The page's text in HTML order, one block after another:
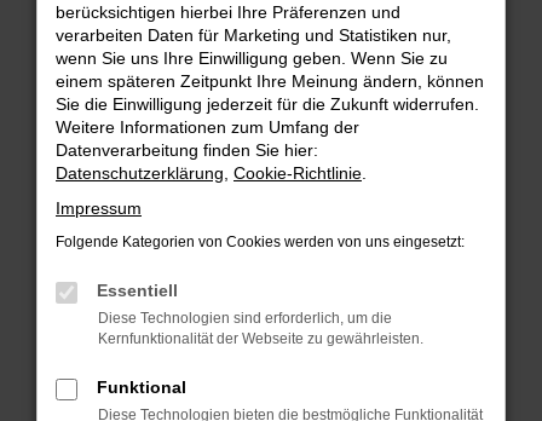
Fehler: Network Error
Beim Laden ist ein Fehler aufgetreten.
Hier sind ein paar Tipps, die dir helfen können:
Überprüfe deine Firewall und deine
Internetverbindung.
Laden andere Webseiten, zum Beispiel deine
Manche Erweiterungen, wie Werbeblocker,
können das Laden bestimmter Seiten
verhindern. Funktioniert die Seite in einem
Fenster?
berücksichtigen hierbei Ihre Präferenzen und
verarbeiten Daten für Marketing und Statistiken nur,
wenn Sie uns Ihre Einwilligung geben. Wenn Sie zu
einem späteren Zeitpunkt Ihre Meinung ändern, können
Sie die Einwilligung jederzeit für die Zukunft widerrufen.
Weitere Informationen zum Umfang der
Datenverarbeitung finden Sie hier:
Datenschutzerklärung Cookie-Richtlinie
Impressum
Folgende Kategorien von Cookies werden von uns eingesetzt:
Essentiell
Diese Technologien sind erforderlich, um die
Kernfunktionalität der Webseite zu gewährleisten.
Funktional
Diese Technologien bieten die bestmögliche Funktionalität